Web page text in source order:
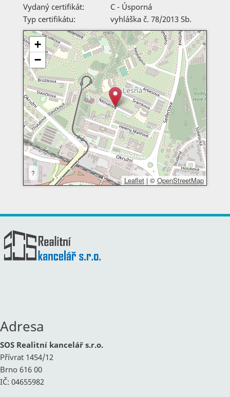
Vydaný certifikát:
C - Úsporná
Typ certifikátu:
vyhláška č. 78/2013 Sb.
+
−
?
Leaflet | © OpenStreetMap
Adresa
SOS Realitní kancelář s.r.o.
Přívrat 1454/12
Brno 616 00
IČ: 04655982